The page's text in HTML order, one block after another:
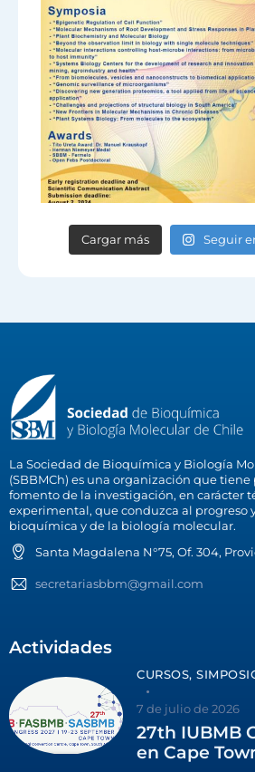
Cargar más Seguir
La Sociedad de Bioquímica y Biología
(SBBMCh) es una organización que
fomento de la investigación, en carácter
experimental, que conduzca al progreso
bioquímica y de la biología molecular.
Santa Magdalena N°75, Of. 304,
secretariasbbm@gmail.com
Actividades
CURSOS,
7 de julio de 2026
27th IUBMB
en Cape